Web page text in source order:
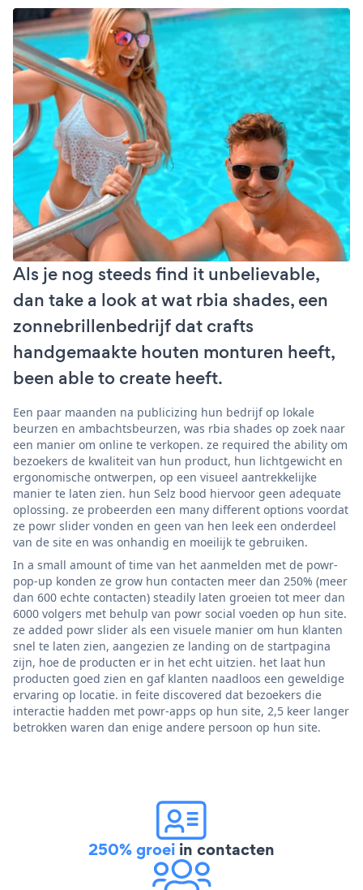
Als je nog steeds find it unbelievable,
dan take a look at wat rbia shades, een
zonnebrillenbedrijf dat crafts
handgemaakte houten monturen heeft,
been able to create heeft.
Een paar maanden na publicizing hun bedrijf op lokale
beurzen en ambachtsbeurzen, was rbia shades op zoek naar
een manier om online te verkopen. ze required the ability om
bezoekers de kwaliteit van hun product, hun lichtgewicht en
ergonomische ontwerpen, op een visueel aantrekkelijke
manier te laten zien. hun Selz bood hiervoor geen adequate
oplossing. ze probeerden een many different options voordat
ze powr slider vonden en geen van hen leek een onderdeel
van de site en was onhandig en moeilijk te gebruiken.
In a small amount of time van het aanmelden met de powr-
pop-up konden ze grow hun contacten meer dan 250% (meer
dan 600 echte contacten) steadily laten groeien tot meer dan
6000 volgers met behulp van powr social voeden op hun site.
ze added powr slider als een visuele manier om hun klanten
snel te laten zien, aangezien ze landing on de startpagina
zijn, hoe de producten er in het echt uitzien. het laat hun
producten goed zien en gaf klanten naadloos een geweldige
ervaring op locatie. in feite discovered dat bezoekers die
interactie hadden met powr-apps op hun site, 2,5 keer langer
betrokken waren dan enige andere persoon op hun site.
250% groei in contacten